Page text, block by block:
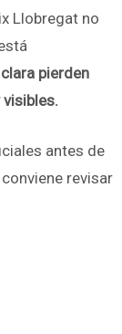
Llobregat no
pierden
antes de
revisar